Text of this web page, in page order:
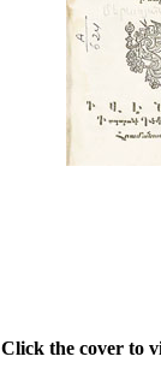
Click the cover to